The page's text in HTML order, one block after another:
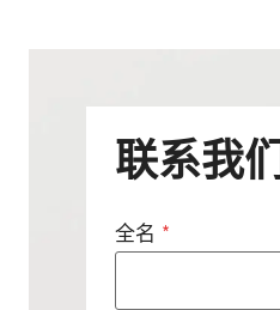
联系我
全名 *